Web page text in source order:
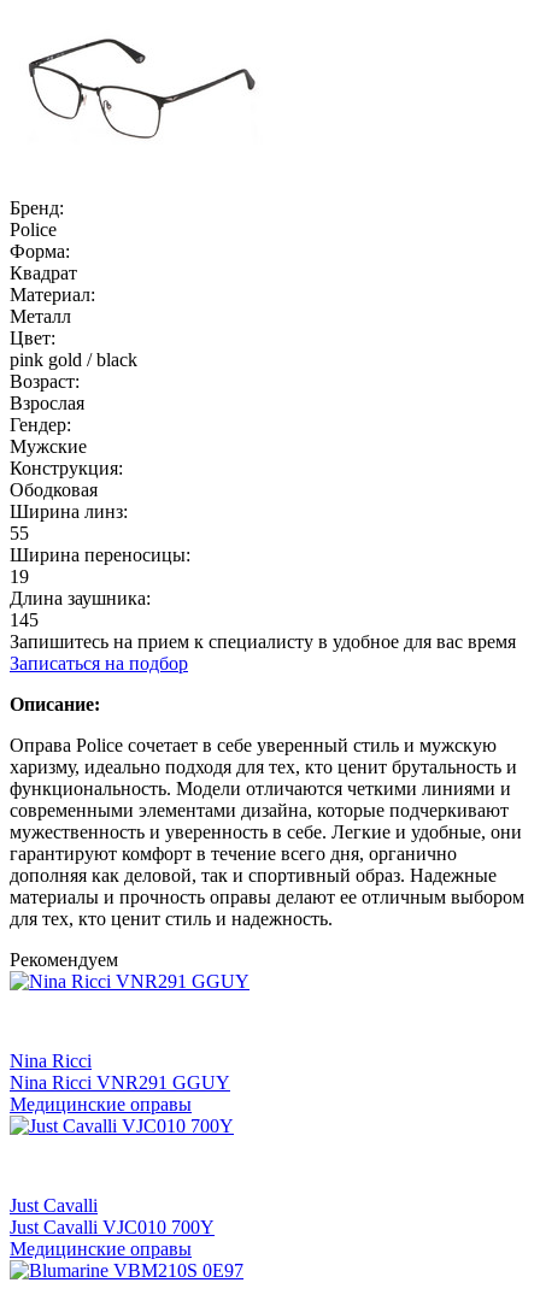
Бренд:
Police
Форма:
Квадрат
Материал:
Металл
Цвет:
pink gold / black
Возраст:
Взрослая
Гендер:
Мужские
Конструкция:
Ободковая
Ширина линз:
55
Ширина переносицы:
19
Длина заушника:
145
Запишитесь на прием к специалисту в удобное для вас время
Записаться на подбор
Описание:
Оправа Police сочетает в себе уверенный стиль и мужскую
харизму, идеально подходя для тех, кто ценит брутальность и
функциональность. Модели отличаются четкими линиями и
современными элементами дизайна, которые подчеркивают
мужественность и уверенность в себе. Легкие и удобные, они
гарантируют комфорт в течение всего дня, органично
дополняя как деловой, так и спортивный образ. Надежные
материалы и прочность оправы делают ее отличным выбором
для тех, кто ценит стиль и надежность.
Рекомендуем
Nina Ricci
Nina Ricci VNR291 GGUY
Медицинские оправы
Just Cavalli
Just Cavalli VJC010 700Y
Медицинские оправы